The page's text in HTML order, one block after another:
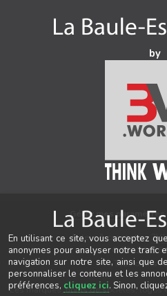
by
Gérer mes
Auteur & conception
© 2021-2026
Tous droits
Les marques, noms de sociétés, logos
En utilisant ce site, vous acceptez
anonymes pour analyser notre trafic
navigation sur notre site, ainsi que
personnaliser le contenu et les
préférences, cliquez ici. Sinon,